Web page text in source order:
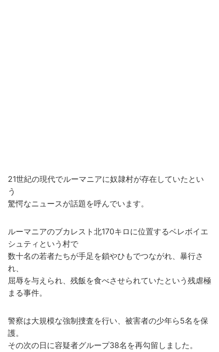
21世紀の現代でルーマニアに奴隷村が存在していたとい
う
驚愕なニュースが話題を呼んでいます。
ルーマニアのブカレスト北170キロに位置するベレボイエ
シュティという村で
数十名の若者たちが手足を鎖やひもでつながれ、暴行さ
れ、
屈辱を与えられ、残飯を食べさせられていたという残虐極
まる事件。
警察は大規模な強制捜査を行い、被害者の少年ら5名を保
護。
その次の日に容疑者グループ38名を再勾留しました。